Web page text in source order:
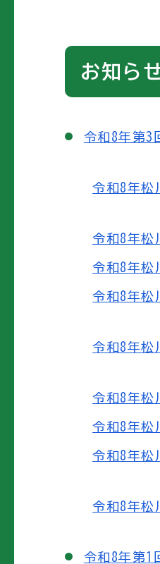
お知ら
令和8年第3
令和8年松
令和8年松
令和8年松
令和8年松
令和8年松
令和8年松
令和8年松
令和8年松
令和8年松
令和8年第1